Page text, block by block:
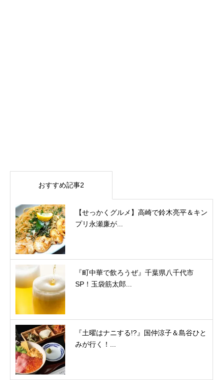
おすすめ記事2
【せっかくグルメ】高崎で鈴木亮平＆キン
プリ永瀬廉が...
『町中華で飲ろうぜ』千葉県八千代市
SP！玉袋筋太郎...
『土曜はナニする!?』国仲涼子＆島谷ひと
みが行く！...